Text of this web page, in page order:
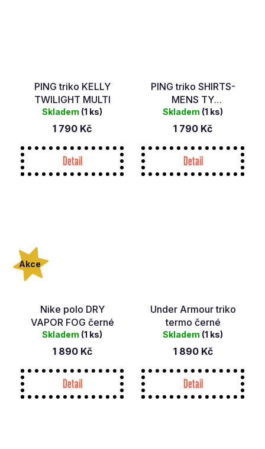
PING triko KELLY
TWILIGHT MULTI
Skladem (1 ks)
1 790 Kč
Detail
PING triko SHIRTS-
MENS TY
INKY/BRIGHT
COBALT
Skladem (1 ks)
1 790 Kč
Detail
Akce
Nike polo DRY
VAPOR FOG černé
Skladem (1 ks)
1 890 Kč
Detail
Under Armour triko
termo černé
Skladem (1 ks)
1 890 Kč
Detail